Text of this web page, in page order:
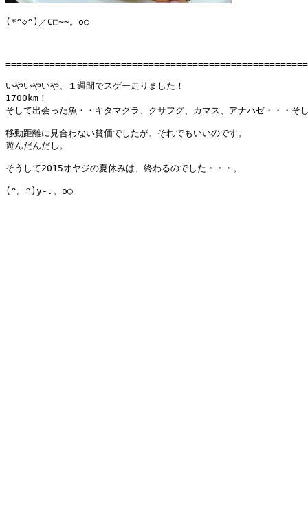
(*^◇^)／C□~~。o○
いやいやいや、１週間でスゲー走りました！
1700km！
そして出会った魚・・キタマクラ、クサフグ、カマス、アナハゼ・・・そ
移動距離に見合わない貧価でしたが、それでもいいのです。
遊んだんだし。
そうして2015オヤジの夏休みは、終わるのでした・・・。
(^。^)y-.。o○